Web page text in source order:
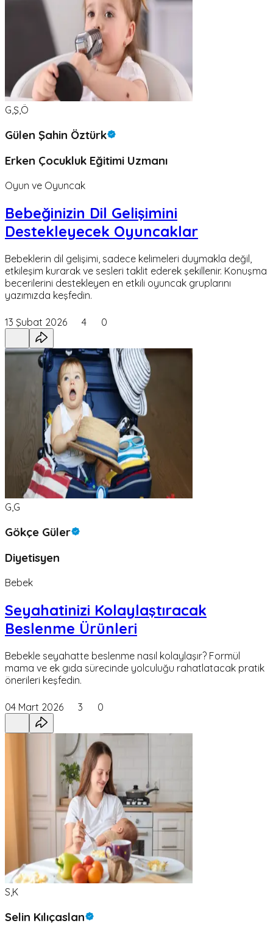
G,Ş,Ö
Gülen Şahin Öztürk
Erken Çocukluk Eğitimi Uzmanı
Oyun ve Oyuncak
Bebeğinizin Dil Gelişimini
Destekleyecek Oyuncaklar
Bebeklerin dil gelişimi, sadece kelimeleri duymakla değil,
etkileşim kurarak ve sesleri taklit ederek şekillenir. Konuşma
becerilerini destekleyen en etkili oyuncak gruplarını
yazımızda keşfedin.
13 Şubat 2026 4 0
G,G
Gökçe Güler
Diyetisyen
Bebek
Seyahatinizi Kolaylaştıracak
Beslenme Ürünleri
Bebekle seyahatte beslenme nasıl kolaylaşır? Formül
mama ve ek gıda sürecinde yolculuğu rahatlatacak pratik
önerileri keşfedin.
04 Mart 2026 3 0
S,K
Selin Kılıçaslan